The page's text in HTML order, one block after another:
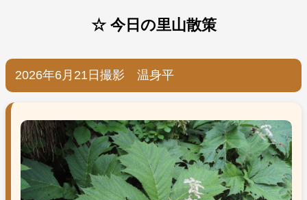
☆ 今日の里山散策
2026年6月21日撮影 温身平